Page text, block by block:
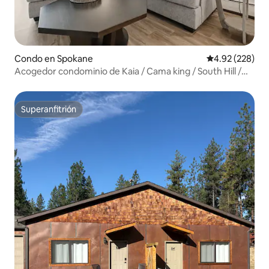
Condo en Spokane Calificación
4.92 (228)
Acogedor condominio de Kaia / Cama king / South Hill /
Superanfitrión
Superanfitrión